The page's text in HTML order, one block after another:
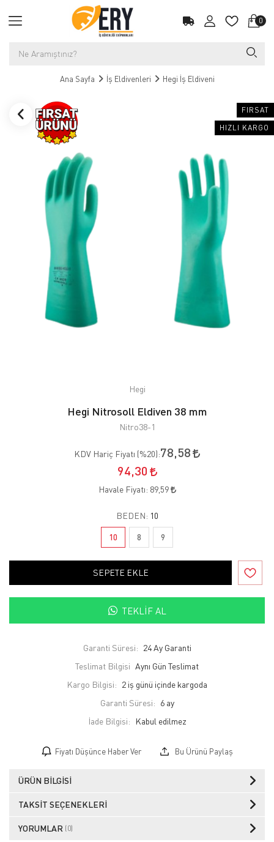
0
Ana Sayfa İş Eldivenleri Hegi İş Eldiveni
FIRSAT
HIZLI KARGO
Hegi
Hegi Nitrosoll Eldiven 38 mm
Nitro38-1
KDV Hariç Fiyatı (%20):78,58
94,30
Havale Fiyatı: 89,59
BEDEN: 10
10 8 9
SEPETE EKLE
TEKLIF AL
Garanti Süresi: 24 Ay Garanti
Teslimat Bilgisi Aynı Gün Teslimat
Kargo Bilgisi: 2 iş günü içinde kargoda
Garanti Süresi: 6 ay
İade Bilgisi:
Fiyatı Düşünce Haber Ver Bu Ürünü Paylaş
ÜRÜN BILGISI
TAKSIT SEÇENEKLERI
YORUMLAR (0)